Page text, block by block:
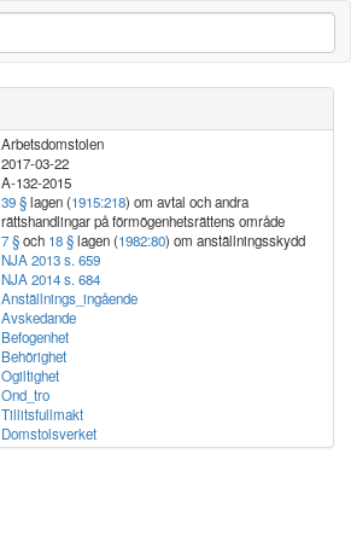
Arbetsdomstolen
2017-03-22
A-132-2015
39 §lagen (1915:218) om avtal och andra
rättshandlingar på förmögenhetsrättens område
7 §och 18 §lagen (1982:80) om anställningsskydd
NJA 2013 s. 659
NJA 2014 s. 684
Anställnings_ingående
Avskedande
Befogenhet
Behörighet
Ogiltighet
Ond_tro
Tillitsfullmakt
Domstolsverket